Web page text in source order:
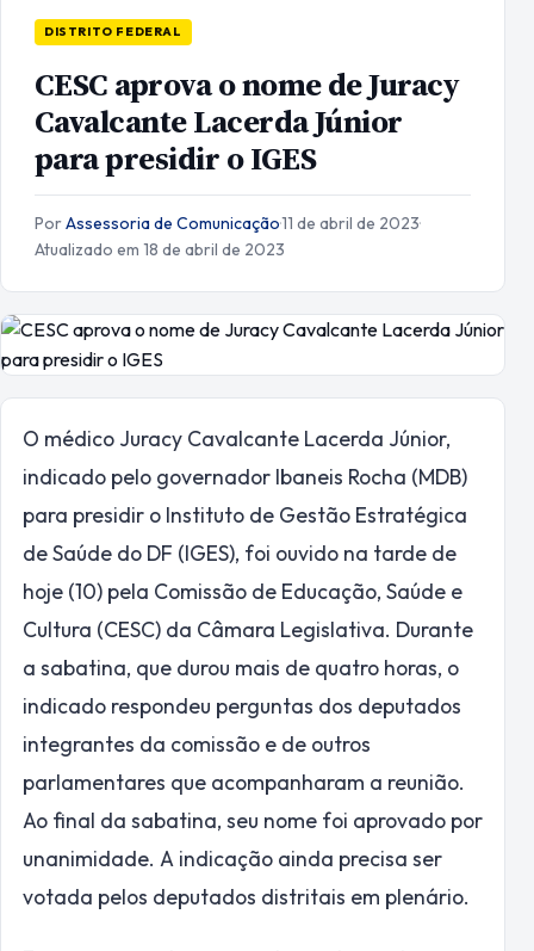
DISTRITO FEDERAL
CESC aprova o nome de Juracy
Cavalcante Lacerda Júnior
para presidir o IGES
PorAssessoria de Comunicação·11 de abril de 2023·
Atualizado em 18 de abril de 2023
O médico Juracy Cavalcante Lacerda Júnior,
indicado pelo governador Ibaneis Rocha (MDB)
para presidir o Instituto de Gestão Estratégica
de Saúde do DF (IGES), foi ouvido na tarde de
hoje (10) pela Comissão de Educação, Saúde e
Cultura (CESC) da Câmara Legislativa. Durante
a sabatina, que durou mais de quatro horas, o
indicado respondeu perguntas dos deputados
integrantes da comissão e de outros
parlamentares que acompanharam a reunião.
Ao final da sabatina, seu nome foi aprovado por
unanimidade. A indicação ainda precisa ser
votada pelos deputados distritais em plenário.